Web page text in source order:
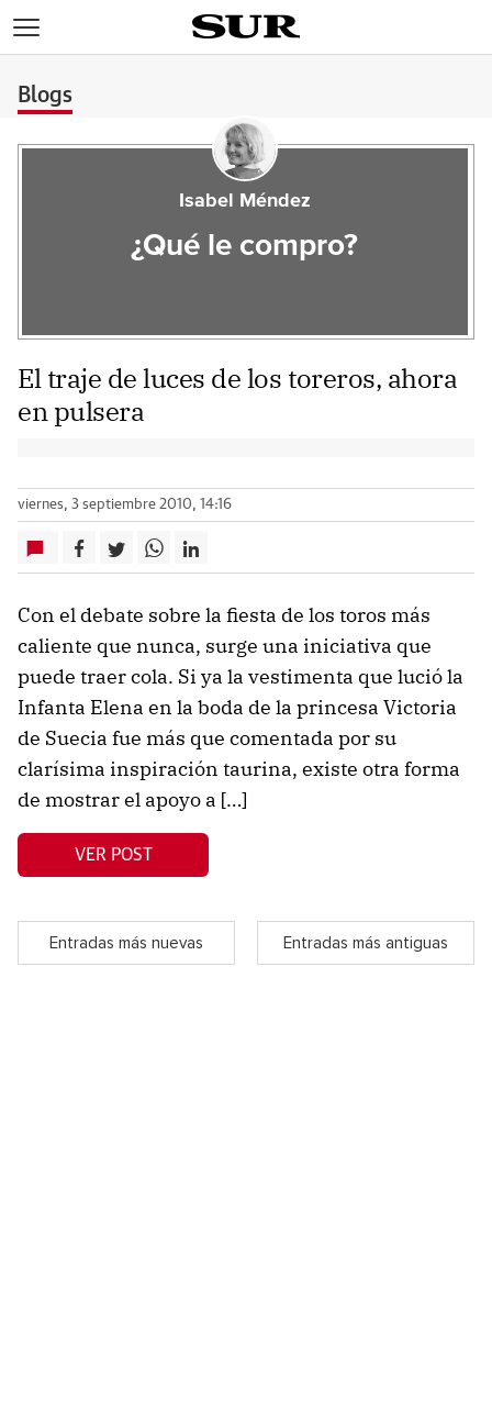
Blogs
Isabel Méndez
¿Qué le compro?
El traje de luces de los toreros, ahora
en pulsera
viernes, 3 septiembre 2010, 14:16
Con el debate sobre la fiesta de los toros más
caliente que nunca, surge una iniciativa que
puede traer cola. Si ya la vestimenta que lució la
Infanta Elena en la boda de la princesa Victoria
de Suecia fue más que comentada por su
clarísima inspiración taurina, existe otra forma
de mostrar el apoyo a […]
VER POST
Entradas más nuevas Entradas más antiguas